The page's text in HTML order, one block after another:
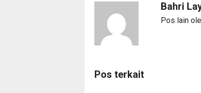
Bahri
Pos lain
Pos terkait